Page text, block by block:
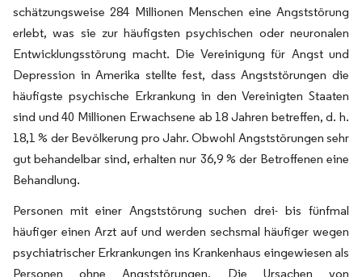
schätzungsweise 284 Millionen Menschen eine Angststörung
erlebt, was sie zur häufigsten psychischen oder neuronalen
Entwicklungsstörung macht. Die Vereinigung für Angst und
Depression in Amerika stellte fest, dass Angststörungen die
häufigste psychische Erkrankung in den Vereinigten Staaten
sind und 40 Millionen Erwachsene ab 18 Jahren betreffen, d. h.
18,1 % der Bevölkerung pro Jahr. Obwohl Angststörungen sehr
gut behandelbar sind, erhalten nur 36,9 % der Betroffenen eine
Behandlung.
Personen mit einer Angststörung suchen drei- bis fünfmal
häufiger einen Arzt auf und werden sechsmal häufiger wegen
psychiatrischer Erkrankungen ins Krankenhaus eingewiesen als
Personen ohne Angststörungen. Die Ursachen von